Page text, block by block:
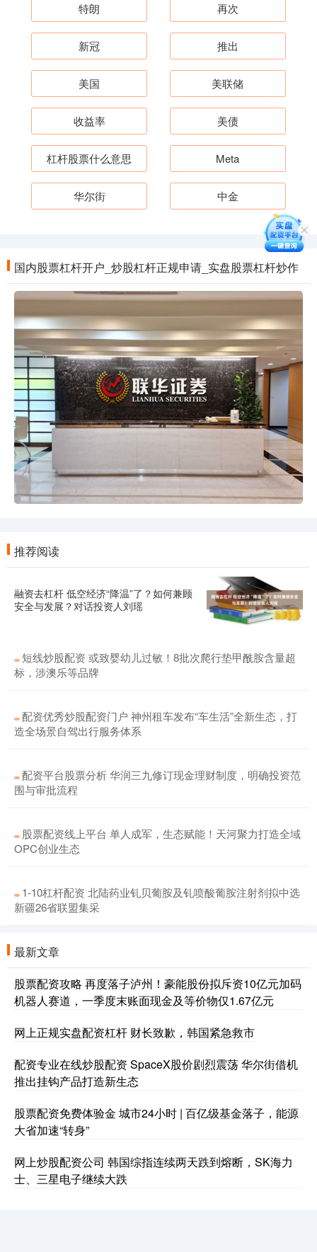
特朗 再次
新冠 推出
美国 美联储
收益率 美债
杠杆股票什么意思 Meta
华尔街 中金
国内股票杠杆开户_炒股杠杆正规申请_实盘股票杠杆炒作
推荐阅读
融资去杠杆 低空经济“降温”了？如何兼顾
安全与发展？对话投资人刘瑶
短线炒股配资 或致婴幼儿过敏！8批次爬行垫甲酰胺含量超
标，涉澳乐等品牌
配资优秀炒股配资门户 神州租车发布“车生活”全新生态，打
造全场景自驾出行服务体系
配资平台股票分析 华润三九修订现金理财制度，明确投资范
围与审批流程
股票配资线上平台 单人成军，生态赋能！天河聚力打造全域
OPC创业生态
1-10杠杆配资 北陆药业钆贝葡胺及钆喷酸葡胺注射剂拟中选
新疆26省联盟集采
最新文章
股票配资攻略 再度落子泸州！豪能股份拟斥资10亿元加码
机器人赛道，一季度末账面现金及等价物仅1.67亿元
网上正规实盘配资杠杆 财长致歉，韩国紧急救市
配资专业在线炒股配资 SpaceX股价剧烈震荡 华尔街借机
推出挂钩产品打造新生态
股票配资免费体验金 城市24小时 | 百亿级基金落子，能源
大省加速“转身”
网上炒股配资公司 韩国综指连续两天跌到熔断，SK海力
士、三星电子继续大跌